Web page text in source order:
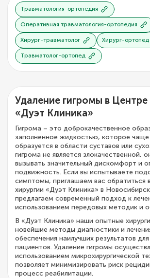
Травматология-ортопедия
Оперативная травматология-ортопедия
Хирург-травматолог Хирург-ортопед
Травматолог-ортопед
Удаление гигромы в Центре
«Дуэт Клиника»
Гигрома – это доброкачественное
заполненное жидкостью, которое чаще
образуется в области суставов или
гигрома не является злокачественной,
вызывать значительный дискомфорт и
подвижность. Если вы испытываете
симптомы, приглашаем вас обратиться
хирургии «Дуэт Клиника» в
предлагаем современный подход к
использованием передовых методик и
В «Дуэт Клиника» наши опытные
новейшие методы диагностики и
обеспечения наилучших результатов
пациентов. Удаление гигромы
использованием микрохирургической
позволяет минимизировать риск
процесс реабилитации.